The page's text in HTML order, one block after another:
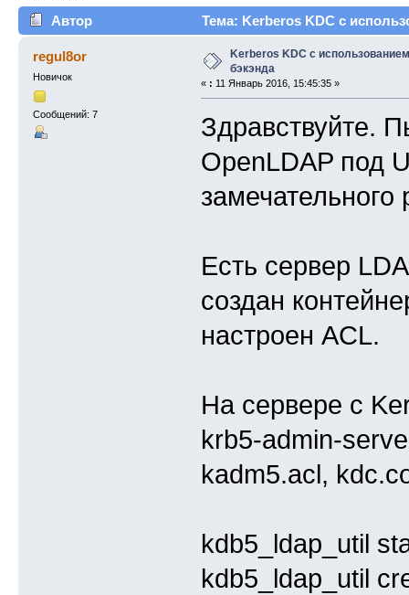
Автор Тема: Kerberos KDC с
regul8or
Новичок
Сообщений: 7
Kerberos KDC с
бэкэнда
« : 11 Январь 2016, 15:45:35 »
Здравствуйте.
OpenLDAP под
замечательного
Есть сервер
создан
настроен ACL.
На сервере с
krb5-admin-
kadm5.acl,
kdb5_ldap_util
kdb5_ldap_util